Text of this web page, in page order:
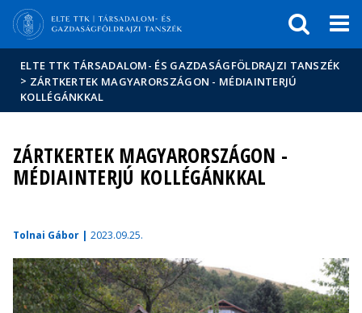
Hírek
Események
ELTE a
sajtóban
ELTE TTK TÁRSADALOM- ÉS GAZDASÁGFÖLDRAJZI TANSZÉK
> ZÁRTKERTEK MAGYARORSZÁGON - MÉDIAINTERJÚ
KOLLÉGÁNKKAL
ZÁRTKERTEK MAGYARORSZÁGON -
MÉDIAINTERJÚ KOLLÉGÁNKKAL
Tolnai Gábor | 2023.09.25.